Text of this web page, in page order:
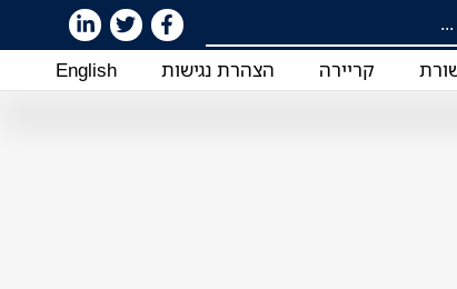
קריירה הצהרת נגישות English